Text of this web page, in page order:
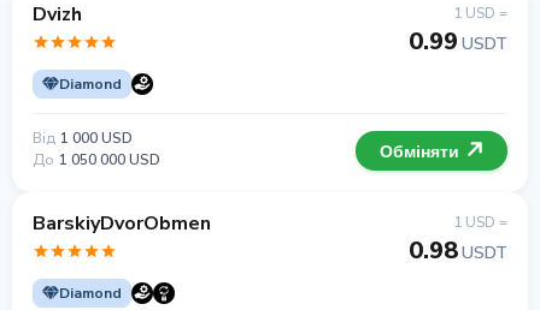
Dvizh
Diamond
1 USD =
0.99 USDT
Від 1 000 USD
До 1 050 000 USD Обміняти
BarskiyDvorObmen
Diamond
1 USD =
0.98USDT